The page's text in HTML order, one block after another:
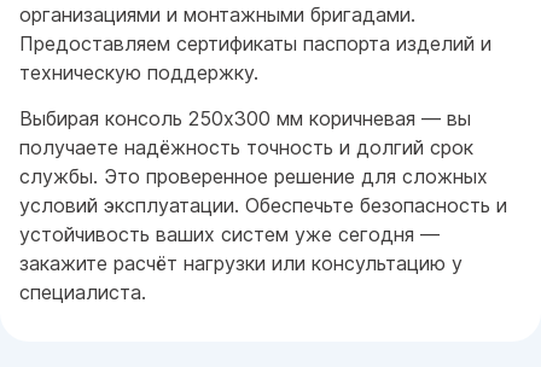
организациями и монтажными бригадами.
Предоставляем сертификаты паспорта изделий и
техническую поддержку.
Выбирая консоль 250x300 мм коричневая — вы
получаете надёжность точность и долгий срок
службы. Это проверенное решение для сложных
условий эксплуатации. Обеспечьте безопасность и
устойчивость ваших систем уже сегодня —
закажите расчёт нагрузки или консультацию у
специалиста.